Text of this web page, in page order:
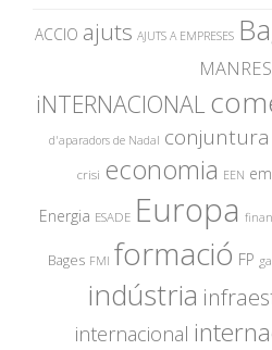
ACCIO ajuts AJUTS A EMPRESES
iNTERNACIONAL
d'aparadors de Nadal conjuntura
crisi economia EEN
Energia ESADE Europa
Bages FMI formació FP
indústria
internacional